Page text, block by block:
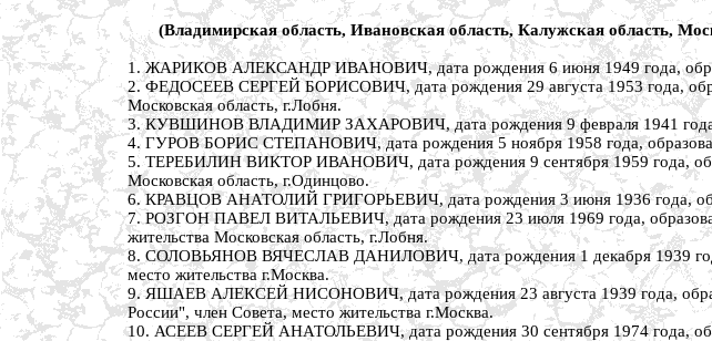
(Владимирская область, Ивановская область, Калужская область,
1. ЖАРИКОВ АЛЕКСАНДР ИВАНОВИЧ, дата рождения 6 июня 1949 года,
2. ФЕДОСЕЕВ СЕРГЕЙ БОРИСОВИЧ, дата рождения 29 августа 1953 года,
Московская область, г.Лобня.
3. КУВШИНОВ ВЛАДИМИР ЗАХАРОВИЧ, дата рождения 9 февраля 1941 года,
4. ГУРОВ БОРИС СТЕПАНОВИЧ, дата рождения 5 ноября 1958 года,
5. ТЕРЕБИЛИН ВИКТОР ИВАНОВИЧ, дата рождения 9 сентября 1959 года,
Московская область, г.Одинцово.
6. КРАВЦОВ АНАТОЛИЙ ГРИГОРЬЕВИЧ, дата рождения 3 июня 1936 года,
7. РОЗГОН ПАВЕЛ ВИТАЛЬЕВИЧ, дата рождения 23 июля 1969 года,
жительства Московская область, г.Лобня.
8. СОЛОВЬЯНОВ ВЯЧЕСЛАВ ДАНИЛОВИЧ, дата рождения 1 декабря 1939 года,
место жительства г.Москва.
9. ЯШАЕВ АЛЕКСЕЙ НИСОНОВИЧ, дата рождения 23 августа 1939 года,
России", член Совета, место жительства г.Москва.
10. АСЕЕВ СЕРГЕЙ АНАТОЛЬЕВИЧ, дата рождения 30 сентября 1974 года,